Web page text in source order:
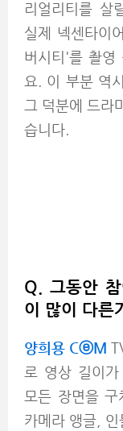
리얼리티를 살
실제 넥센타이
버시티'를 촬영
요. 이 부분 역
그 덕분에 드라
습니다.
Q. 그동안
이 많이 다른
양희용 CⓔM
로 영상 길이
모든 장면을 구
카메라 앵글,